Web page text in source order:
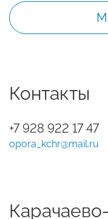
Контакты
+7 928 922 17 47
opora_kchr@mail.ru